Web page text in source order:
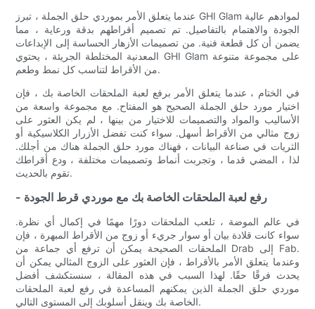
عندما يتعلق الأمر بموردي حلق الجملة ، تبرز GHI Glam لموادهم عالية
الجودة والاهتمام بالتفاصيل. تم تصميم أقراطهم بدقة ورعاية ، مما
يضمن أن كل قطعة فنية. من تصميمات الأزهار الحساسة إلى الإبداعات
المعدنية المختلطة الجريئة ، يحتوي GHI Glam على مجموعة متنوعة
من الأقراط لتناسب كل نمط وطعم.
في الختام ، عندما يتعلق الأمر برفع لعبة الملحقات الخاصة بك ، فإن
اختيار مورد حلق الجملة الصحيح هو المفتاح. مع مجموعة واسعة من
الأساليب والمواد والتصميمات للاختيار من بينها ، لم يكن العثور على
زوج مثالي من الأقراط أسهل. سواء كنت تفضل الأزرار الكلاسيكية أو
الثريات في صناعة البيانات ، فهناك مورد حلق الجملة هناك من أجلك.
لذا ، المضي قدما ، وتجربت أنماط وتصميمات مختلفة ، ودع أقراطك
تقوم بالحديث.
- رفع لعبة الملحقات الخاصة بك مع موردي قرط الجودة
في عالم الموضة ، تلعب الملحقات دورًا مهمًا في إكمال أي نظرة.
سواء كانت قلادة بيان أو سوار جريء أو زوج من الأقراط المبهرة ، فإن
الملحقات الصحيحة يمكن أن ترفع أي جماعة من Drab إلى Fab.
وعندما يتعلق الأمر بالأقراط ، فإن العثور على الزوج المثالي يمكن أن
يحدث فرقًا حقًا. لهذا السبب في هذه المقالة ، سنستكشف أفضل
موردي حلق الجملة الذين يمكنهم المساعدة في رفع لعبة الملحقات
الخاصة بك وينقل أسلوبك إلى المستوى التالي.